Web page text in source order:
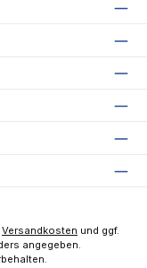
Versandkosten und ggf.
angegeben.